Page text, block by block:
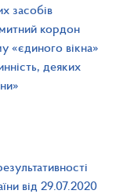
засобів
кордон
«єдиного вікна»
деяких
від 29.07.2020